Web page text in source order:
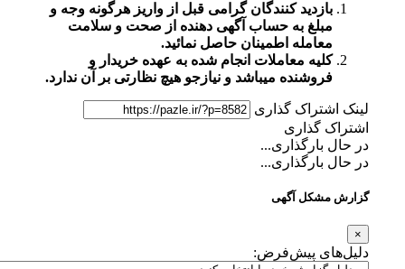
بازدید کنندگان گرامی قبل از واریز هرگونه وجه و
مبلغ به حساب آگهی دهنده از صحت و سلامت
معامله اطمینان حاصل نمائید.
کلیه معاملات انجام شده به عهده خریدار و
فروشنده میباشد و نیازجو هیچ نظارتی بر آن ندارد.
لینک اشتراک گذاری
اشتراک گذاری
در حال بارگذاری...
در حال بارگذاری...
گزارش مشکل آگهی
دلیل‌های پیش‌فرض: